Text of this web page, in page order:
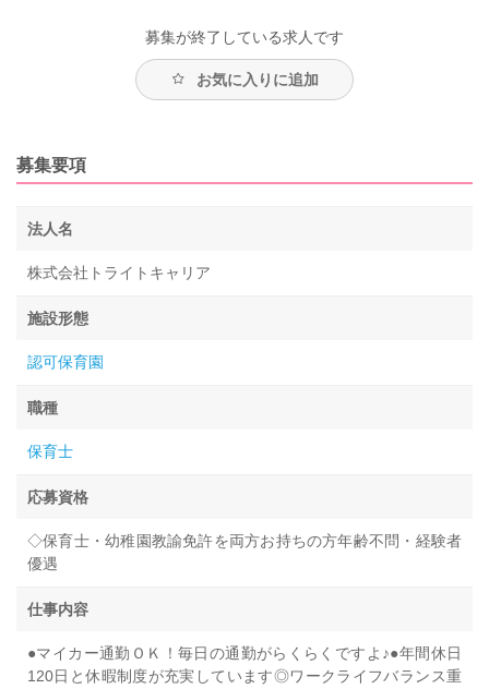
募集が終了している求人です
お気に入りに追加
募集要項
法人名
株式会社トライトキャリア
施設形態
認可保育園
職種
保育士
応募資格
◇保育士・幼稚園教諭免許を両方お持ちの方年齢不問・経験者
優遇
仕事内容
●マイカー通勤ＯＫ！毎日の通勤がらくらくですよ♪●年間休日
120日と休暇制度が充実しています◎ワークライフバランス重